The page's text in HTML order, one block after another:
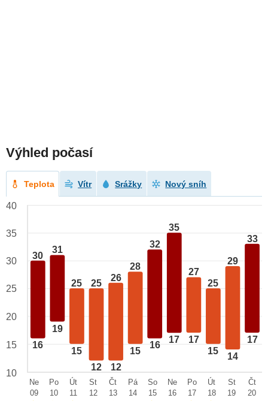
Výhled počasí
Teplota Vítr Srážky Nový sníh
30
16
31
19
25
15
25
12
26
12
28
15
32
16
35
17
27
17
25
15
29
14
33
17
40
35
30
25
20
15
10
Ne
09
Po
10
Út
11
St
12
Čt
13
Pá
14
So
15
Ne
16
Po
17
Út
18
St
19
Čt
20